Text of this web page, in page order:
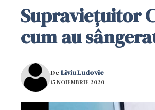
Supraviețuitor
cum au
DeLiviu Ludovic
15 NOIEMBRIE 2020